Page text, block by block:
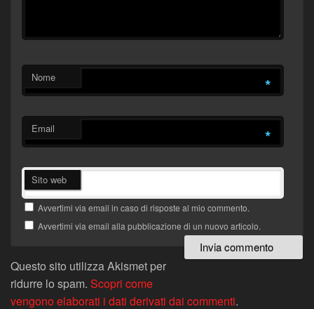
Nome *
Email *
Sito web
Avvertimi via email in caso di risposte al mio commento.
Avvertimi via email alla pubblicazione di un nuovo articolo.
Questo sito utilizza Akismet per
ridurre lo spam. Scopri come
vengono elaborati i dati derivati dai commenti.